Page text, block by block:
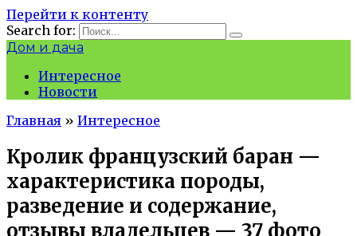
Перейти к контенту
Search for:
Дом и дача
Интересное
Новости
Главная » Интересное
Кролик французский баран —
характеристика породы,
разведение и содержание,
отзывы владельцев — 37 фото